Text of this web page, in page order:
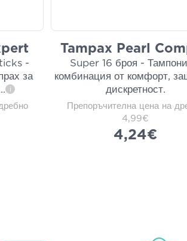
-
за
i
Tampax Pearl
Super 16 броя -
комбинация от комфорт,
дискретност.
Препоръчителна цена на
4,99€
4,24€